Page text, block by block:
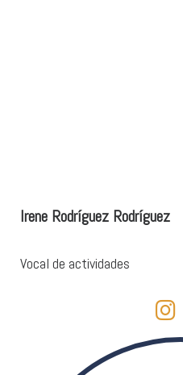
Irene Rodríguez Rodríguez
Vocal de actividades